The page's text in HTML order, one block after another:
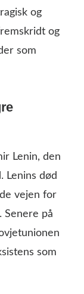
og
og
som
Lenin, den
Lenins død
vejen for
Senere på
som